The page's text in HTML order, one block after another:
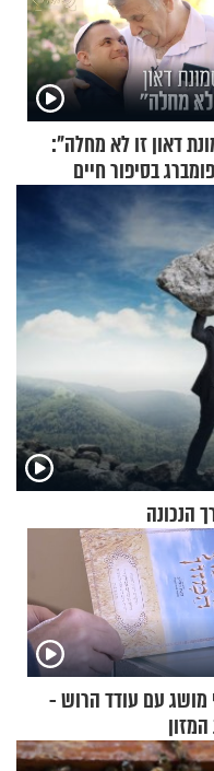
דאון זו לא מחלה":
בסיפור חיים
השראה
הנכונה
מושג עם עודד הרוש -